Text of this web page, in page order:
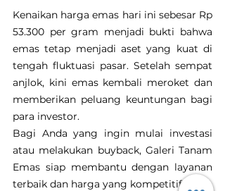
Kenaikan harga emas hari ini sebesar Rp
53.300 per gram menjadi bukti bahwa
emas tetap menjadi aset yang kuat di
tengah fluktuasi pasar. Setelah sempat
anjlok, kini emas kembali meroket dan
memberikan peluang keuntungan bagi
para investor.
Bagi Anda yang ingin mulai investasi
atau melakukan buyback, Galeri Tanam
Emas siap membantu dengan layanan
terbaik dan harga yang kompetitif.